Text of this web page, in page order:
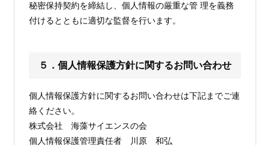
秘密保持契約を締結し、個人情報の厳重な管 理を義務
付けるとともに適切な監督を行います。
５．個人情報保護方針に関するお問い合わせ
個人情報保護方針に関するお問い合わせは下記までご連
絡ください。
株式会社 海藻サイエンスの会
個人情報保護管理責任者 川原 和弘